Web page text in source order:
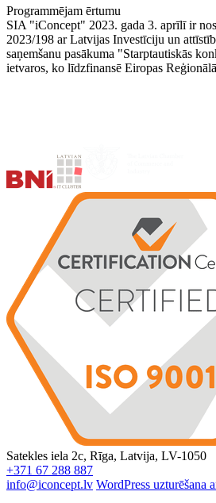
Programmējam ērtumu
SIA "iConcept" 2023. gada 3. aprīlī ir
2023/198 ar Latvijas Investīciju un
saņemšanu pasākuma "Starptautiskās
ietvaros, ko līdzfinansē Eiropas
Satekles iela 2c, Rīga, Latvija, LV-1050
+371 67 288 887
info@iconcept.lv WordPress uzturēšana